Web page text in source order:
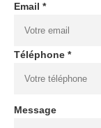
Email *
Téléphone *
Message